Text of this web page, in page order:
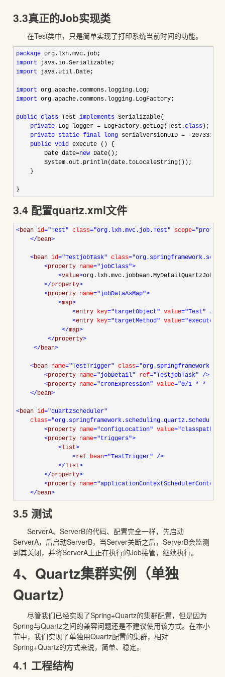
3.3真正的Job实现类
在Test类中，只是简单实现了打印系统当前时间的功能。
package
import
import java.util.Date;
import
import org.apache.commons.logging.LogFactory;
public class Test implements Serializable{
private Log logger = LogFactory.getLog(Test.class);
private static final long serialVersionUID = -
public void execute () {
        Date date
=new Date();
        System.out.println(date.toLocaleString());
    }
}
3.4 配置quartz.xml文件
<bean id="Test" class="org.lxh.mvc.job.Test" scope
</bean>
<bean id="TestjobTask" class
<property name="jobClass">
<value>
</property>
<property name="jobDataAsMap">
<map>
<entry key="targetObject" value="Test" />
<entry key="targetMethod" value="execute"
</map>
</property>
</bean>
<bean name="TestTrigger" class
<property name="jobDetail" ref="TestjobTask" />
<property name="cronExpression" value="0/1 * * * *
</bean>
<bean id="quartzScheduler"
    class
<property name="configLocation" value
<property name="triggers">
<list>
<ref bean="TestTrigger" />
</list>
</property>
<property name
</bean>
3.5 测试
ServerA、ServerB的代码、配置完全一样，先启动
ServerA，后启动ServerB，当Server关断之后，ServerB会监测
到其关闭，并将ServerA上正在执行的Job接管，继续执行。
4、Quartz集群实例（单独
Quartz）
尽管我们已经实现了Spring+Quartz的集群配置，但是因为
Spring与Quartz之间的兼容问题还是不建议使用该方式。在本小
节中，我们实现了单独用Quartz配置的集群，相对
Spring+Quartz的方式来说，简单、稳定。
4.1 工程结构